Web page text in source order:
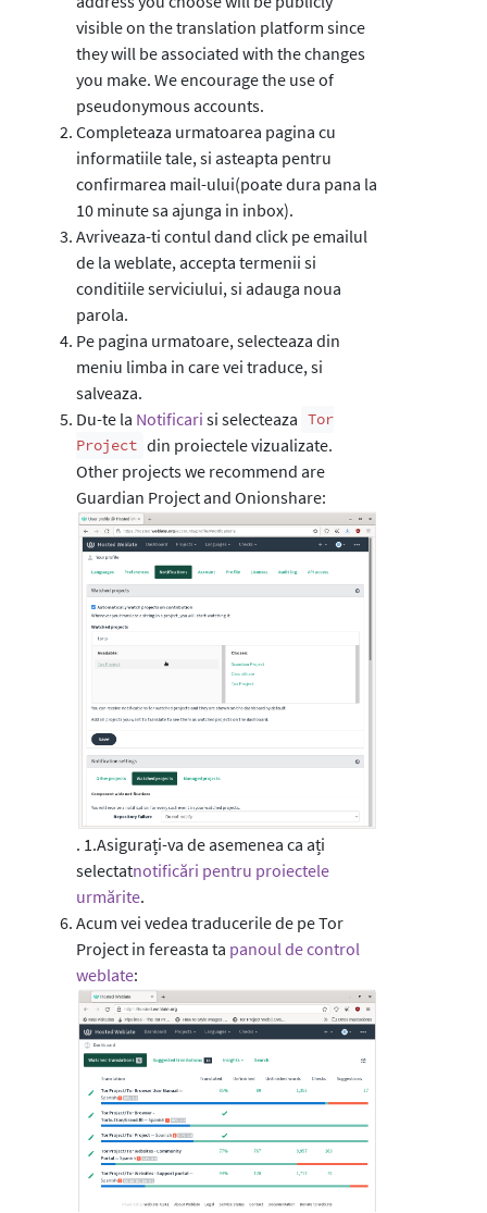
visible on the translation platform since
they will be associated with the changes
you make. We encourage the use of
pseudonymous accounts.
Completeaza urmatoarea pagina cu
informatiile tale, si asteapta pentru
confirmarea mail-ului(poate dura pana la
10 minute sa ajunga in inbox).
Avriveaza-ti contul dand click pe emailul
de la weblate, accepta termenii si
conditiile serviciului, si adauga noua
parola.
Pe pagina urmatoare, selecteaza din
meniu limba in care vei traduce, si
salveaza.
Du-te la Notificari si selecteaza Tor
Project din proiectele vizualizate.
Other projects we recommend are
Guardian Project and Onionshare:
. 1.Asigurați-va de asemenea ca ați
selectatnotificări pentru proiectele
urmărite.
Acum vei vedea traducerile de pe Tor
Project in fereasta ta panoul de control
weblate: